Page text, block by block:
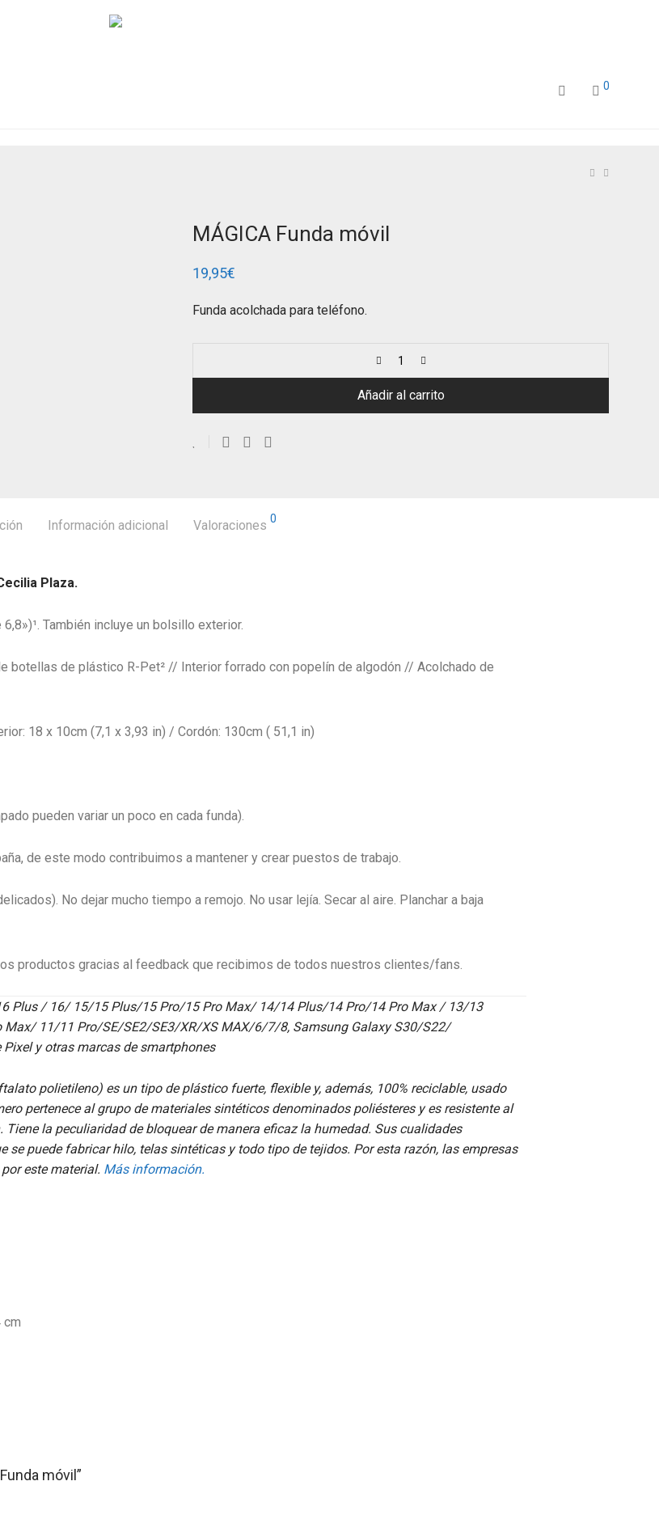
0
MÁGICA Funda móvil
19,95€
Funda acolchada para teléfono.
Añadir al carrito
Información adicional Valoraciones 0
Plaza.
También incluye un bolsillo exterior.
botellas de plástico R-Pet² // Interior forrado con popelín de algodón // Acolchado de
18 x 10cm (7,1 x 3,93 in) / Cordón: 130cm ( 51,1 in)
pueden variar un poco en cada funda).
de este modo contribuimos a mantener y crear puestos de trabajo.
No dejar mucho tiempo a remojo. No usar lejía. Secar al aire. Planchar a baja
productos gracias al feedback que recibimos de todos nuestros clientes/fans.
Plus / 16/ 15/15 Plus/15 Pro/15 Pro Max/ 14/14 Plus/14 Pro/14 Pro Max / 13/13
11/11 Pro/SE/SE2/SE3/XR/XS MAX/6/7/8, Samsung Galaxy S30/S22/
y otras marcas de smartphones
polietileno) es un tipo de plástico fuerte, flexible y, además, 100% reciclable, usado
pertenece al grupo de materiales sintéticos denominados poliésteres y es resistente al
la peculiaridad de bloquear de manera eficaz la humedad. Sus cualidades
puede fabricar hilo, telas sintéticas y todo tipo de tejidos. Por esta razón, las empresas
este material. Más información.
cm
móvil”